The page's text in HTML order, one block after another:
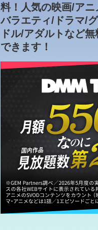
料！人気の映画/ア
バラエティ/ドラマ/
ドル/アダルトなど
できます！